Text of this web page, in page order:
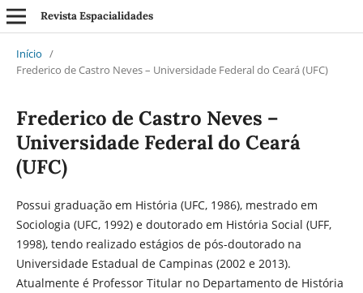
Revista Espacialidades
Início /
Frederico de Castro Neves – Universidade Federal do Ceará (UFC)
Frederico de Castro Neves –
Universidade Federal do Ceará
(UFC)
Possui graduação em História (UFC, 1986), mestrado em
Sociologia (UFC, 1992) e doutorado em História Social (UFF,
1998), tendo realizado estágios de pós-doutorado na
Universidade Estadual de Campinas (2002 e 2013).
Atualmente é Professor Titular no Departamento de História